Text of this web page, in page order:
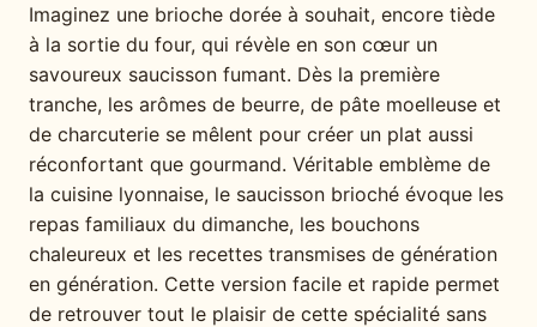
Imaginez une brioche dorée à souhait, encore tiède
à la sortie du four, qui révèle en son cœur un
savoureux saucisson fumant. Dès la première
tranche, les arômes de beurre, de pâte moelleuse et
de charcuterie se mêlent pour créer un plat aussi
réconfortant que gourmand. Véritable emblème de
la cuisine lyonnaise, le saucisson brioché évoque les
repas familiaux du dimanche, les bouchons
chaleureux et les recettes transmises de génération
en génération. Cette version facile et rapide permet
de retrouver tout le plaisir de cette spécialité sans